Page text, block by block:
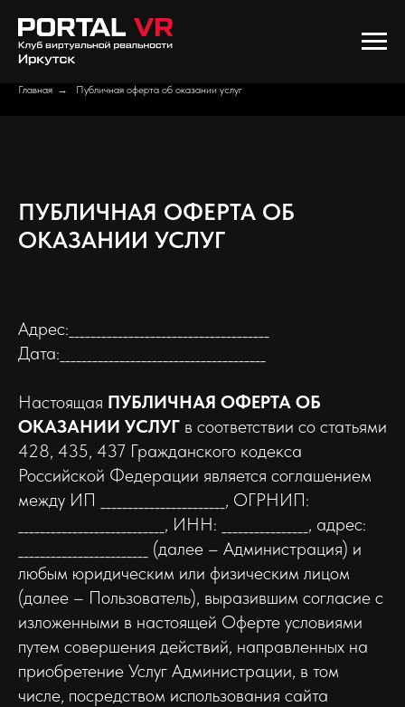
Главная → Публичная оферта об оказании услуг
ПУБЛИЧНАЯ ОФЕРТА ОБ
ОКАЗАНИИ УСЛУГ
Адрес:_____________________________________
Дата:______________________________________
Настоящая ПУБЛИЧНАЯ ОФЕРТА ОБ
ОКАЗАНИИ УСЛУГ в соответствии со статьями
428, 435, 437 Гражданского кодекса
Российской Федерации является соглашением
между ИП _______________________, ОГРНИП:
___________________________, ИНН: ________________, адрес:
________________________ (далее – Администрация) и
любым юридическим или физическим лицом
(далее – Пользователь), выразившим согласие с
изложенными в настоящей Оферте условиями
путем совершения действий, направленных на
приобретение Услуг Администрации, в том
числе, посредством использования сайта